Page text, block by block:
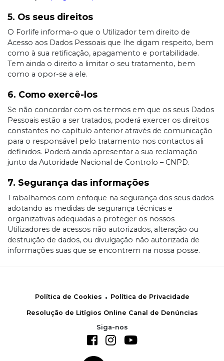
5. Os seus direitos
O Forlife informa-o que o Utilizador tem direito de
Acesso aos Dados Pessoais que lhe digam respeito, bem
como à sua retificação, apagamento e portabilidade.
Tem ainda o direito a limitar o seu tratamento, bem
como a opor-se a ele.
6. Como exercê-los
Se não concordar com os termos em que os seus Dados
Pessoais estão a ser tratados, poderá exercer os direitos
constantes no capítulo anterior através de comunicação
para o responsável pelo tratamento nos contactos ali
definidos. Poderá ainda apresentar a sua reclamação
junto da Autoridade Nacional de Controlo – CNPD.
7. Segurança das informações
Trabalhamos com enfoque na segurança dos seus dados
adotando as medidas de segurança técnicas e
organizativas adequadas a proteger os nossos
Utilizadores de acessos não autorizados, alteração ou
destruição de dados, ou divulgação não autorizada de
informações suas que se encontrem na nossa posse.
Política de Cookies . Política de Privacidade
Resolução de Litígios Online Canal de Denúncias
Siga-nos